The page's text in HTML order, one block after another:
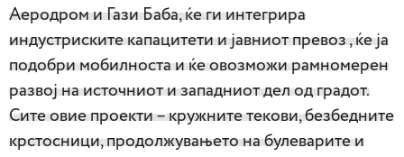
Аеродром и Гази Баба, ќе ги интегрира
индустриските капацитети и јавниот превоз , ќе ја
подобри мобилноста и ќе овозможи рамномерен
развој на источниот и западниот дел од градот.
Сите овие проекти – кружните текови, безбедните
крстосници, продолжувањето на булеварите и